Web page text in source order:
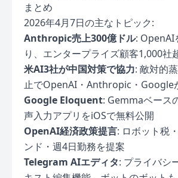
まとめ
2026年4月7日の主なトピック:
Anthropic売上300億ドル: OpenAI
り、エンタープライズ顧客1,000社
米AI3社が中国対策で協力: 敵対的
止でOpenAI・Anthropic・Google
Google Eloquent: Gemmaベース
声入力アプリをiOSで無料公開
OpenAI経済政策提言: ロボット税
ンド・週4日勤務を提案
Telegram AIエディタ: プライバシ